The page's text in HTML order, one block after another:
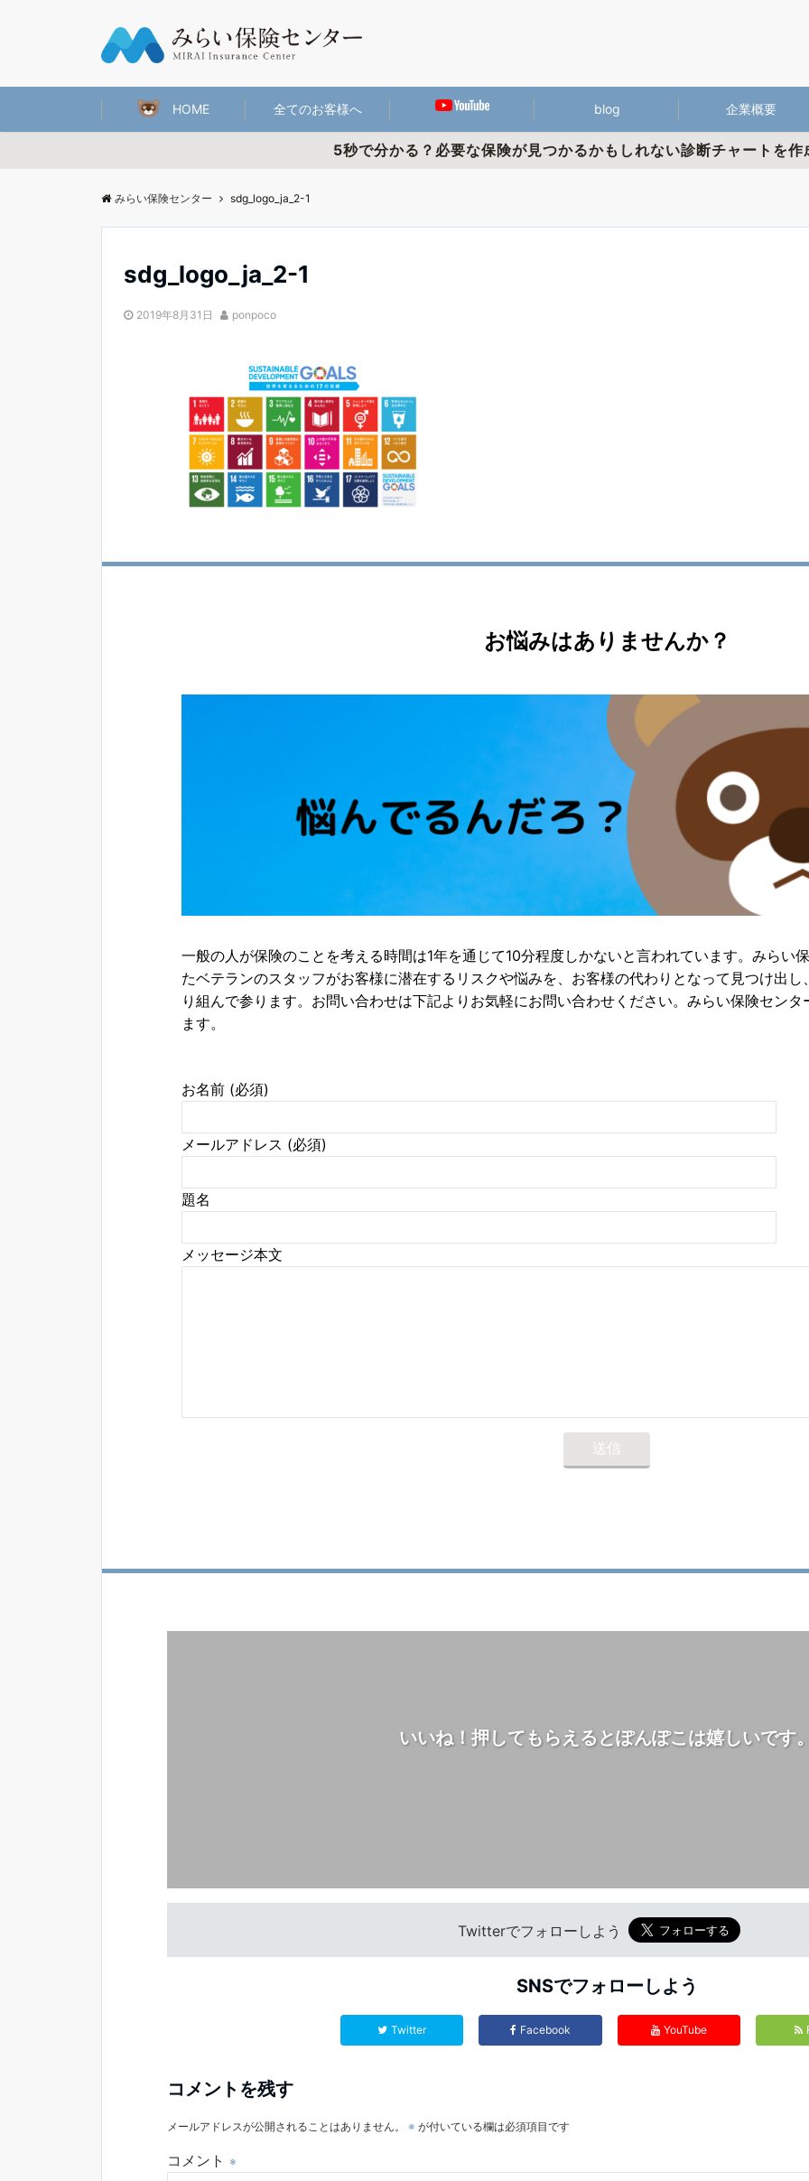
HOME 全てのお客様へ blog 企業概要
5秒で分かる？必要な保険が見つかるかもしれない診断チャートを作
みらい保険センター sdg_logo_ja_2-1
sdg_logo_ja_2-1
2019年8月31日 ponpoco
お悩みはありませんか？
一般の人が保険のことを考える時間は1年を通じて10分程度しかないと言われています。みらい
たベテランのスタッフがお客様に潜在するリスクや悩みを、お客様の代わりとなって見つけ出
り組んで参ります。お問い合わせは下記よりお気軽にお問い合わせください。みらい保険セン
ます。
お名前 (必須)
メールアドレス (必須)
題名
メッセージ本文
いいね！押してもらえるとぽんぽこは嬉しいです
Twitterでフォローしよう
SNSでフォローしよう
Twitter Facebook YouTube
コメントを残す
メールアドレスが公開されることはありません。 ※ が付いている欄は必須項目です
コメント ※